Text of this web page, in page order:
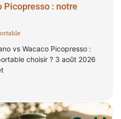
Picopresso : notre
vs Wacaco Picopresso :
choisir ? 3 août 2026